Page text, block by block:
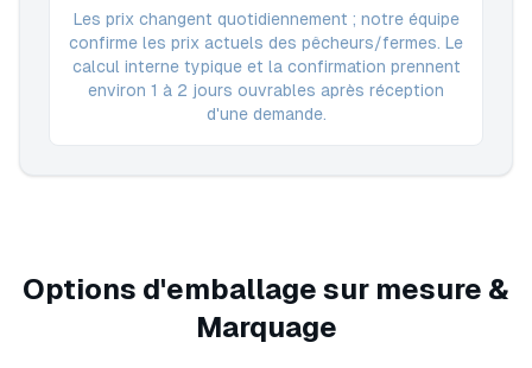
Les prix changent quotidiennement ; notre équipe
confirme les prix actuels des pêcheurs/fermes. Le
calcul interne typique et la confirmation prennent
environ 1 à 2 jours ouvrables après réception
d'une demande.
Options d'emballage sur mesure &
Marquage